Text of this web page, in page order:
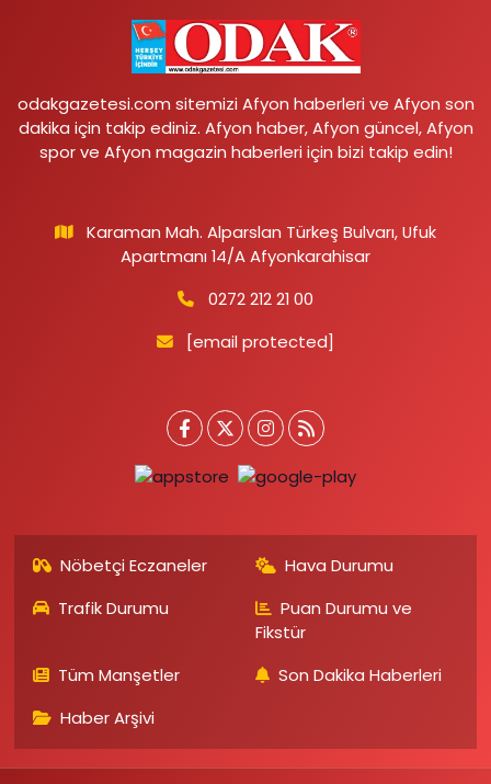
odakgazetesi.com sitemizi Afyon haberleri ve Afyon son
dakika için takip ediniz. Afyon haber, Afyon güncel, Afyon
spor ve Afyon magazin haberleri için bizi takip edin!
Karaman Mah. Alparslan Türkeş Bulvarı, Ufuk
Apartmanı 14/A Afyonkarahisar
0272 212 21 00
[email protected]
Nöbetçi Eczaneler
Hava Durumu
Trafik Durumu
Puan Durumu ve
Fikstür
Tüm Manşetler
Son Dakika Haberleri
Haber Arşivi